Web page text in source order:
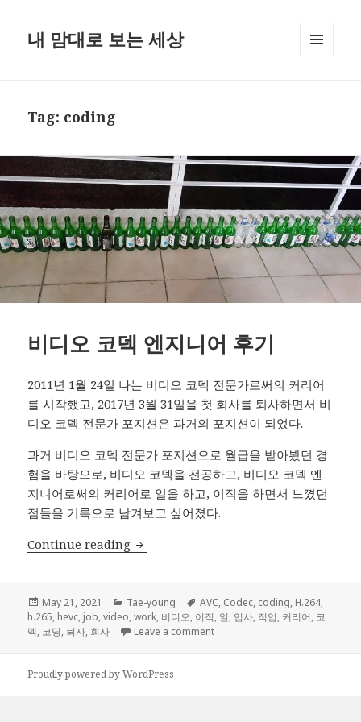
내 맘대로 보는 세상
Tag: coding
비디오 코덱 엔지니어 후기
2011년 1월 24일 나는 비디오 코덱 전문가로써의 커리어
를 시작했고, 2017년 3월 31일을 첫 회사를 퇴사하면서 비
디오 코덱 전문가 포지션은 과거의 포지션이 되었다.
과거 비디오 코덱 전문가 포지션으로 월급을 받아봤던 경
험을 바탕으로, 비디오 코덱을 전공하고, 비디오 코덱 엔
지니어로써의 커리어로 일을 하고, 이직을 하면서 느꼈던
점들을 기록으로 남겨보고 싶어졌다.
Continue reading 비디오 코덱 엔지니어 후기
Posted
on
May 21, 2021 Categories
Tae-young Tags
AVC, Codec, coding, H.264,
h.265, hevc, job,video,work, 비디오, 이직, 일, 입사, 직업, 커리어, 코
덱, 코딩, 퇴사, 회사 Leave a commenton 비디오 코덱 엔지니어 후기
Proudly powered by WordPress